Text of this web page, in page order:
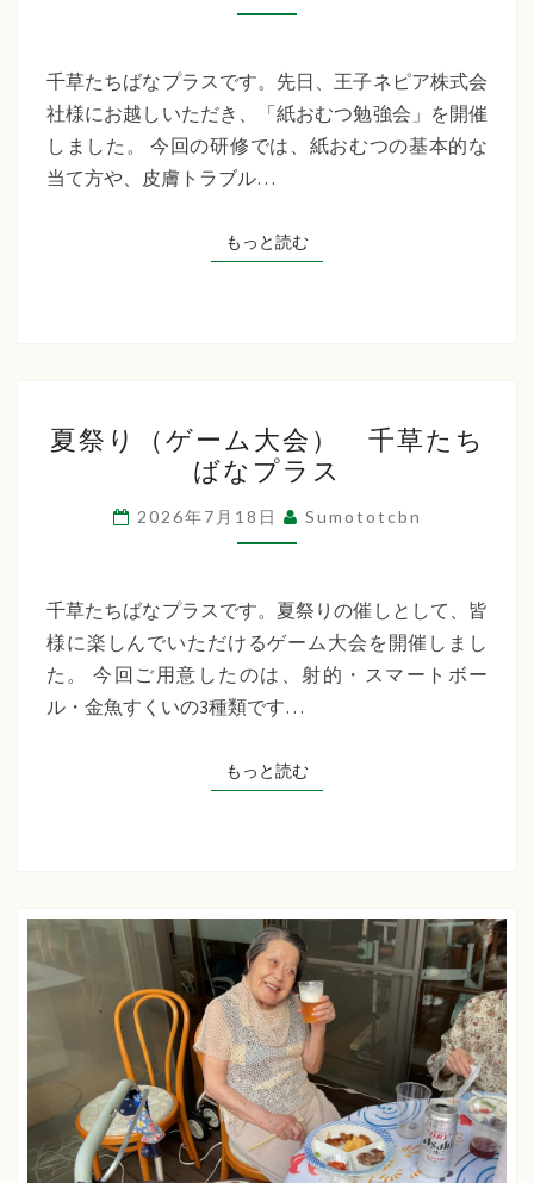
研
千
草
た
な
千草たちばなプラスです。先日、王子ネピア株式会
社様にお越しいただき、「紙おむつ勉強会」を開催
しました。 今回の研修では、紙おむつの基本的な
当て方や、皮膚トラブル…
もっと読むもっと読む
祭
り
（ゲ
ー
大
会）
千
草
ち
ス
夏祭り（ゲーム大会） 千草たち
ばなプラス
2026年7月18日 Sumototcbn
千草たちばなプラスです。夏祭りの催しとして、皆
様に楽しんでいただけるゲーム大会を開催しまし
た。 今回ご用意したのは、射的・スマートボー
ル・金魚すくいの3種類です…
もっと読むもっと読む